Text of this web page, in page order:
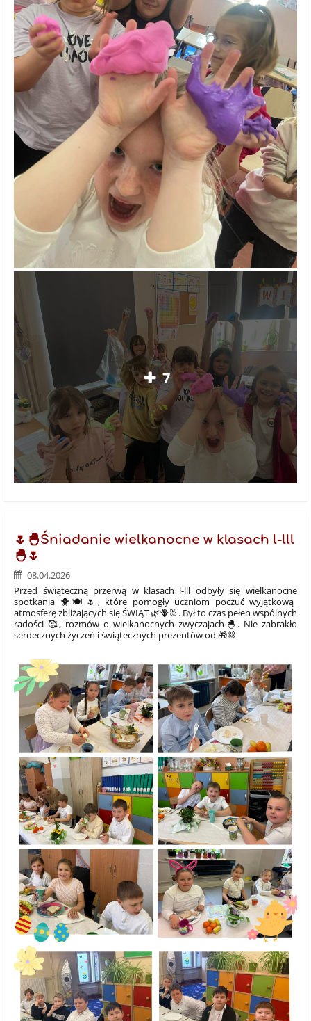
7
🌷🐣Śniadanie wielkanocne w klasach l-lll
🐣🌷
08.04.2026
Przed świąteczną przerwą w klasach l-lll odbyły się wielkanocne
spotkania 🐥🍽️🌷, które pomogły uczniom poczuć wyjątkową
atmosferę zbliżających się ŚWIĄT 🌿🪻🐰. Był to czas pełen wspólnych
radości 🥰, rozmów o wielkanocnych zwyczajach🐣. Nie zabrakło
serdecznych życzeń i świątecznych prezentów od 🎁🐰